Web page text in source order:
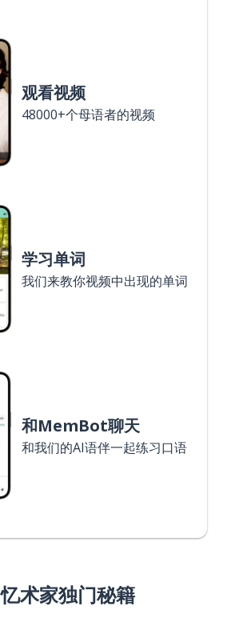
观看视频
48000+个母语者的视频
学习单词
我们来教你视频中出现的单词
和MemBot聊天
和我们的AI语伴一起练习口语
忆术家独门秘籍